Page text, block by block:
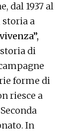
dal 1937 al
storia a
storia di
forme di
riesce a
In